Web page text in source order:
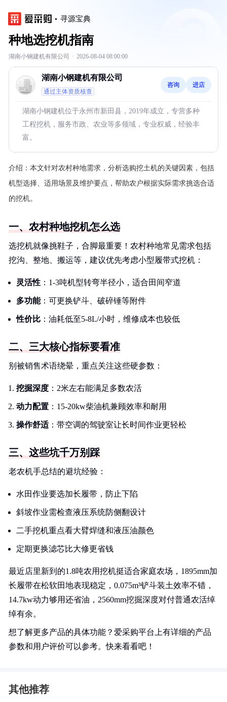
寻源宝典
种地选挖机指南
湖南小钢建机有限公司 · 2026-08-04 08:00:00
湖南小钢建机有限公司
通过主体资质核查
咨询 进店
湖南小钢建机位于永州市新田县，2019年成立，专营多种
工程挖机，服务市政、农业等多领域，专业权威，经验丰
富。
介绍： 本文针对农村种地需求，分析选购挖土机的关键因素，包括
机型选择、适用场景及维护要点，帮助农户根据实际需求挑选合适
的挖机。
一、农村种地挖机怎么选
选挖机就像挑鞋子，合脚最重要！农村种地常见需求包括
挖沟、整地、搬运等，建议优先考虑小型履带式挖机：
灵活性 ：1-3吨机型转弯半径小，适合田间窄道
多功能：可更换铲斗、破碎锤等附件
性价比 ：油耗低至5-8L/小时，维修成本也较低
二、三大核心指标要看准
别被销售术语绕晕，重点关注这些硬参数：
挖掘深度 ：2米左右能满足多数农活
动力配置 ：15-20kw柴油机兼顾效率和耐用
操作舒适 ：带空调的驾驶室让长时间作业更轻松
三、这些坑千万别踩
老农机手总结的避坑经验：
水田作业要选加长履带，防止下陷
斜坡作业需检查液压系统防侧翻设计
二手挖机重点看大臂焊缝和液压油颜色
定期更换滤芯比大修更省钱
最近店里新到的1.8吨农用挖机挺适合家庭农场，1895mm加
长履带在松软田地表现稳定，0.075m³铲斗装土效率不错，
14.7kw动力够用还省油，2560mm挖掘深度对付普通农活绰
绰有余。
想了解更多产品的具体功能？爱采购平台上有详细的产品
参数和用户评价可以参考。快来看看吧！
其他推荐